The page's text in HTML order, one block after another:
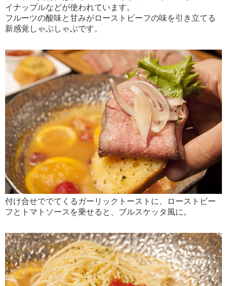
イナップルなどが使われています。
フルーツの酸味と甘みがローストビーフの味を引き立てる
新感覚しゃぶしゃぶです。
付け合せででてくるガーリックトーストに、ローストビー
フとトマトソースを乗せると、ブルスケッタ風に。